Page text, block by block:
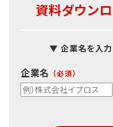
資料ダウン
▼ 企業名を入力
企業名